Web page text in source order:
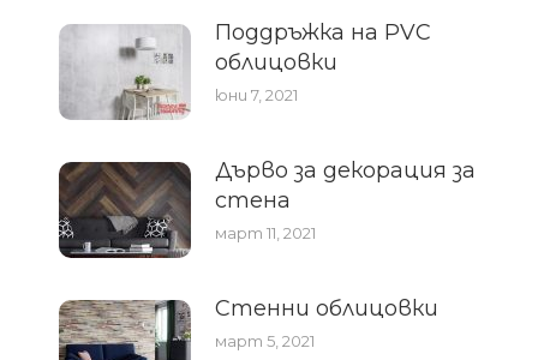
Поддръжка на PVC
облицовки
юни 7, 2021
Дърво за декорация за
стена
март 11, 2021
Стенни облицовки
март 5, 2021